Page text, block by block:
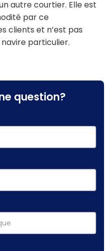
autre courtier. Elle est
par ce
clients et n’est pas
particulier.
question?